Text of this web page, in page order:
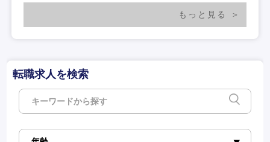
もっと見る
転職求人を検索